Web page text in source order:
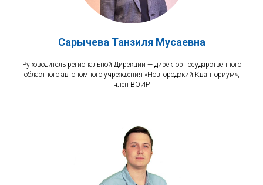
Сарычева Танзиля Мусаевна
Руководитель региональной Дирекции — директор государственного
областного автономного учреждения «Новгородский Кванториум»,
член ВОИР